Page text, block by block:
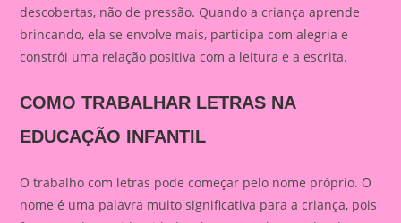
descobertas, não de pressão. Quando a criança aprende
brincando, ela se envolve mais, participa com alegria e
constrói uma relação positiva com a leitura e a escrita.
COMO TRABALHAR LETRAS NA
EDUCAÇÃO INFANTIL
O trabalho com letras pode começar pelo nome próprio. O
nome é uma palavra muito significativa para a criança, pois